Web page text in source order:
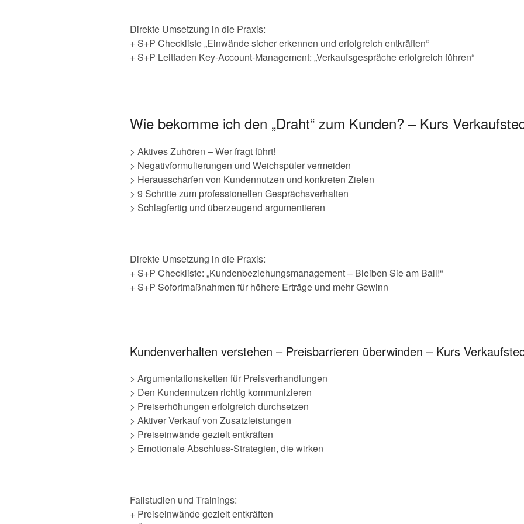
Direkte Umsetzung in die Praxis:
+ S+P Checkliste „Einwände sicher erkennen und erfolgreich entkräften“
+ S+P Leitfaden Key-Account-Management: „Verkaufsgespräche erfolgreich führen“
Wie bekomme ich den „Draht“ zum Kunden? – Kurs
> Aktives Zuhören – Wer fragt führt!
> Negativformulierungen und Weichspüler vermeiden
> Herausschärfen von Kundennutzen und konkreten Zielen
> 9 Schritte zum professionellen Gesprächsverhalten
> Schlagfertig und überzeugend argumentieren
Direkte Umsetzung in die Praxis:
+ S+P Checkliste: „Kundenbeziehungsmanagement – Bleiben Sie am Ball!“
+ S+P Sofortmaßnahmen für höhere Erträge und mehr Gewinn
Kundenverhalten verstehen – Preisbarrieren überwinden – Kurs
> Argumentationsketten für Preisverhandlungen
> Den Kundennutzen richtig kommunizieren
> Preiserhöhungen erfolgreich durchsetzen
> Aktiver Verkauf von Zusatzleistungen
> Preiseinwände gezielt entkräften
> Emotionale Abschluss-Strategien, die wirken
Fallstudien und Trainings:
+ Preiseinwände gezielt entkräften